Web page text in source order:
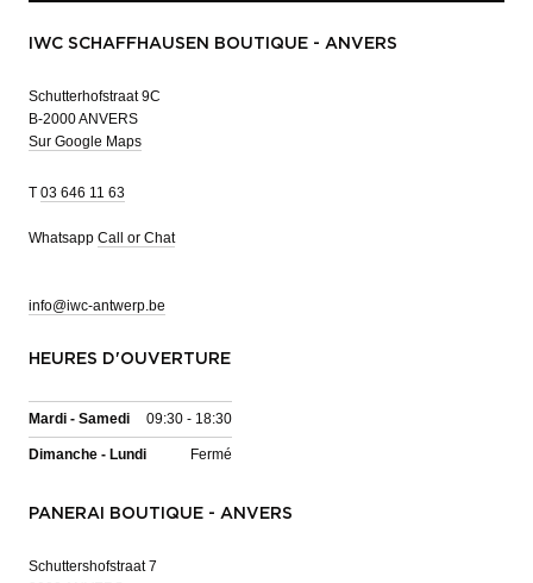
IWC SCHAFFHAUSEN BOUTIQUE - ANVERS
Schutterhofstraat 9C
B-2000 ANVERS
Sur Google Maps
T 03 646 11 63
Whatsapp Call or Chat
info@iwc-antwerp.be
HEURES D'OUVERTURE
Mardi - Samedi 09:30 - 18:30
Dimanche - Lundi Fermé
PANERAI BOUTIQUE - ANVERS
Schuttershofstraat 7